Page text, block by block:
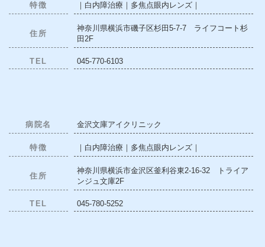
特徴 ｜白内障治療｜多焦点眼内レンズ｜
住所
神奈川県横浜市磯子区杉田5-7-7 ライフコート杉
田2F
TEL 045-770-6103
病院名 金沢文庫アイクリニック
特徴 ｜白内障治療｜多焦点眼内レンズ｜
住所
神奈川県横浜市金沢区釜利谷東2-16-32 トライア
ンジュ文庫2F
TEL 045-780-5252